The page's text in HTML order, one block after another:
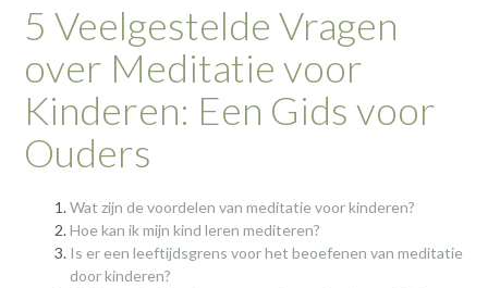
5 Veelgestelde Vragen
over Meditatie voor
Kinderen: Een Gids voor
Ouders
Wat zijn de voordelen van meditatie voor kinderen?
Hoe kan ik mijn kind leren mediteren?
Is er een leeftijdsgrens voor het beoefenen van meditatie
door kinderen?